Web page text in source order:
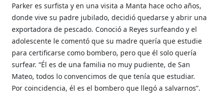
Parker es surfista y en una visita a Manta hace ocho años,
donde vive su padre jubilado, decidió quedarse y abrir una
exportadora de pescado. Conoció a Reyes surfeando y el
adolescente le comentó que su madre quería que estudie
para certificarse como bombero, pero que él solo quería
surfear. “Él es de una familia no muy pudiente, de San
Mateo, todos lo convencimos de que tenía que estudiar.
Por coincidencia, él es el bombero que llegó a salvarnos”.